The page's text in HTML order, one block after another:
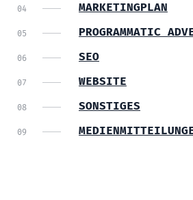
MARKETINGPLAN
PROGRAMMATIC
SEO
WEBSITE
SONSTIGES